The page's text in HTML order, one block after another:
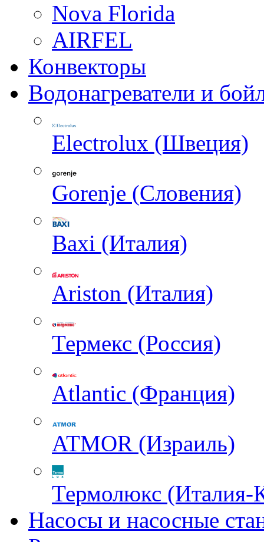
Nova Florida
AIRFEL
Конвекторы
Водонагреватели и
Electrolux (Швеция)
Gorenje (Словения)
Baxi (Италия)
Ariston (Италия)
Термекс (Россия)
Atlantic (Франция)
ATMOR (Израиль)
Термолюкс (Италия-
Насосы и насосные